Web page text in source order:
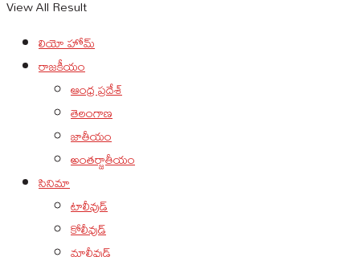
View All Result
లియో హోమ్
రాజకీయం
ఆంధ్ర ప్రదేశ్
తెలంగాణ
జాతీయం
అంతర్జాతీయం
సినిమా
టాలీవుడ్
కోలీవుడ్